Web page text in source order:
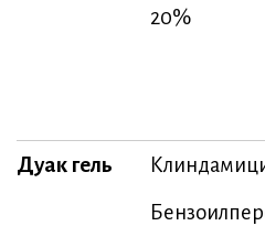
20%
Дуак гель